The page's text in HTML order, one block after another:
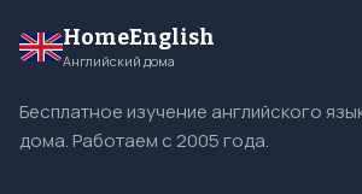
HomeEnglish
Английский дома
Бесплатное изучение английского
дома. Работаем с 2005 года.